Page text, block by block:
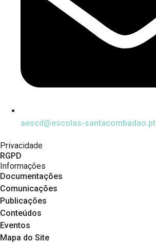
aescd@escolas-santacombadao.pt
Privacidade
RGPD
Informações
Documentações
Comunicações
Publicações
Conteúdos
Eventos
Mapa do Site